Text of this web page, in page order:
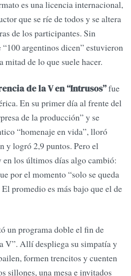
es una licencia internacional,
que se ríe de todos y se altera
de los participantes. Sin
argentinos dicen” estuvieron
mitad de lo que suele hacer.
de la V en “Intrusos”fue
En su primer día al frente del
de la producción” y se
“homenaje en vida”, lloró
y logró 2,9 puntos. Pero el
los últimos días algo cambió:
por el momento “solo se queda
promedio es más bajo que el de
un programa doble el fin de
V”. Allí despliega su simpatía y
formen trencitos y cuenten
sillones, una mesa e invitados